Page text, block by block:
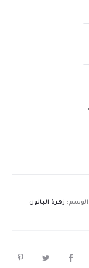
الوسم: زهرة البالون